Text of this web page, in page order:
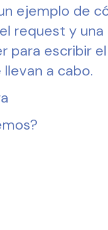
ejemplo de
request y
para escribir
a cabo.